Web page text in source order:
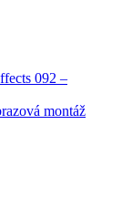
092 –
montáž